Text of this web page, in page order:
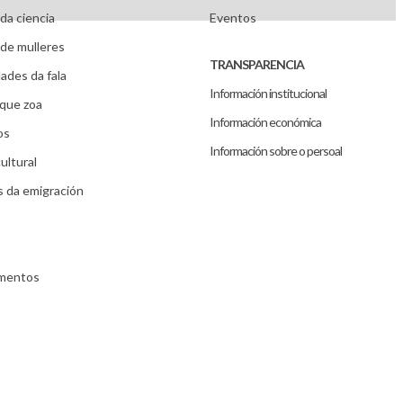
ciencia
mulleres
da fala
zoa
da emigración
Eventos
TRANSPARENCIA
Información institucional
Información económica
Información sobre o persoal